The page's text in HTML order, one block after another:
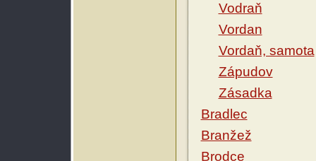
Vodraň
Vordan
Vordaň, samota
Zápudov
Zásadka
Bradlec
Branžež
Brodce